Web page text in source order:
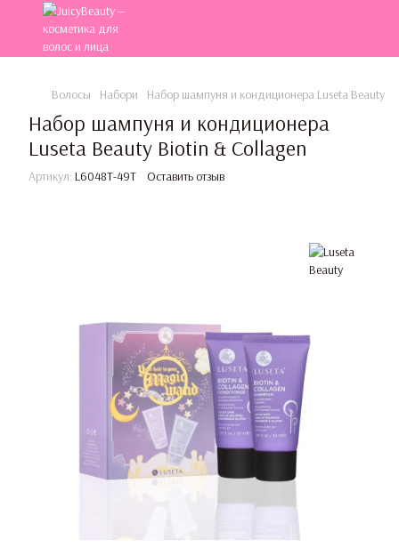
Волосы Набори Набор шампуня и кондиционера Luseta Beauty
Набор шампуня и кондиционера
Luseta Beauty Biotin & Collagen
Артикул: L6048T-49T Оставить отзыв